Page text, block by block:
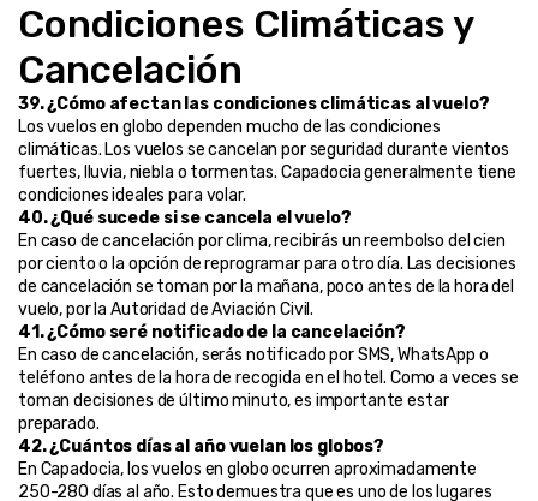
Condiciones Climáticas y
Cancelación
39. ¿Cómo afectan las condiciones climáticas al vuelo?
Los vuelos en globo dependen mucho de las condiciones
climáticas. Los vuelos se cancelan por seguridad durante vientos
fuertes, lluvia, niebla o tormentas. Capadocia generalmente tiene
condiciones ideales para volar.
40. ¿Qué sucede si se cancela el vuelo?
En caso de cancelación por clima, recibirás un reembolso del cien
por ciento o la opción de reprogramar para otro día. Las decisiones
de cancelación se toman por la mañana, poco antes de la hora del
vuelo, por la Autoridad de Aviación Civil.
41. ¿Cómo seré notificado de la cancelación?
En caso de cancelación, serás notificado por SMS, WhatsApp o
teléfono antes de la hora de recogida en el hotel. Como a veces se
toman decisiones de último minuto, es importante estar
preparado.
42. ¿Cuántos días al año vuelan los globos?
En Capadocia, los vuelos en globo ocurren aproximadamente
250-280 días al año. Esto demuestra que es uno de los lugares